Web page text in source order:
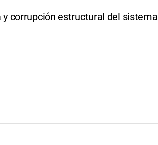
corrupción estructural del sistema